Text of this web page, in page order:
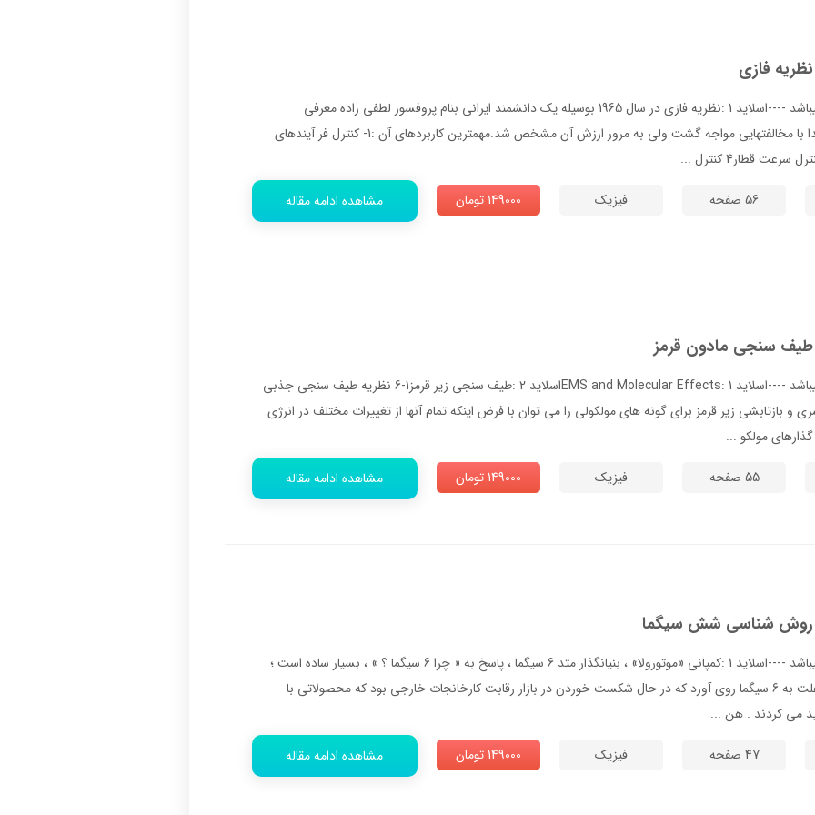
فازی
--- پاورپوینت شامل تصاویر میباشد ----اسلاید 1 :نظریه فازی در سال 1965 بوسیله یک دانشمند ایرانی بنام پروفسور لطفی زاده معرفی
گردید.گرچه این نظریه در ابتدا با مخالفتهایی مواجه گشت ولی به مرور ارزش آن مشخص شد.مهمترین کاربردهای آن :1- کنترل فر آیندهای
56 صفحه فیزیک 149000 تومان مشاهده ادامه مقاله
طیف سنجی مادون قرمز
--- پاورپوینت شامل تصاویر میباشد ----اسلاید 1 :EMS and Molecular Effectsاسلاید 2 :طیف سنجی زیر قرمز1-6 نظریه طیف سنجی جذبی
بازتابشی زیر قرمز برای گونه های مولکولی را می توان با فرض اینکه تمام آنها از تغییرات مختلف در انرژی
مولکو ...
55 صفحه فیزیک 149000 تومان مشاهده ادامه مقاله
روش شناسی شش سیگما
--- پاورپوینت شامل تصاویر میباشد ----اسلاید 1 :كمپاني «موتورولا» ، بنيانگذار متد 6 سيگما ، پاسخ به « چرا 6 سيگما ؟ » ، بسيار ساده است ؛
«بقا»وارتقا . موتورولا به اين علت به 6 سيگما روي آورد كه در حال شكست خوردن در بازار رقابت كارخانجات خارجي بود كه محصولاتي با
مي كردند . هن ...
47 صفحه فیزیک 149000 تومان مشاهده ادامه مقاله